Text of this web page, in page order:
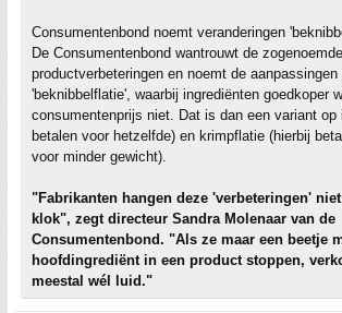
Consumentenbond noemt veranderingen
De Consumentenbond wantrouwt de zogenoemde
productverbeteringen en noemt de
'beknibbelflatie', waarbij ingrediënten goedkoper
consumentenprijs niet. Dat is dan een variant op
betalen voor hetzelfde) en krimpflatie (hierbij
voor minder gewicht).
"Fabrikanten hangen deze 'verbeteringen'
klok", zegt directeur Sandra Molenaar van de
Consumentenbond. "Als ze maar een beetje
hoofdingrediënt in een product stoppen,
meestal wél luid."